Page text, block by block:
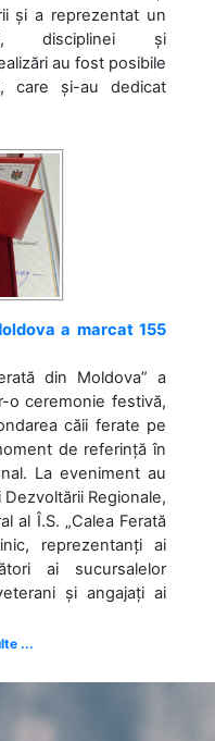
și a reprezentat un
disciplinei și
au fost posibile
care și-au dedicat
a marcat 155
din Moldova” a
o ceremonie festivă,
căii ferate pe
de referință în
La eveniment au
Regionale,
al Î.S. „Calea Ferată
reprezentanți ai
ai sucursalelor
și angajați ai
...